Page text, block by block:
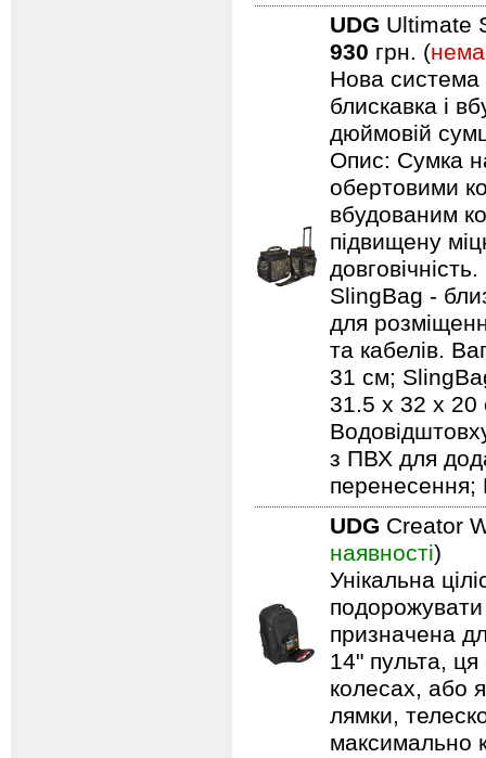
UDG Ultimate
930 грн. (
Нова система
блискавка і
дюймовій
Опис: Сумка
обертовими
вбудованим
підвищену
SlingBag -
для
та кабелів.
31 см;
31.5 x 32 x 20
з ПВХ для
перенесення;
UDG Creator
наявності)
Унікальна
подорожувати
призначена
14" пульта,
колесах, або
лямки,
максимально